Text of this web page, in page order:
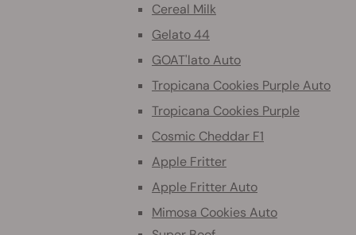
Cereal Milk
Gelato 44
GOAT'lato Auto
Tropicana Cookies Purple Auto
Tropicana Cookies Purple
Cosmic Cheddar F1
Apple Fritter
Apple Fritter Auto
Mimosa Cookies Auto